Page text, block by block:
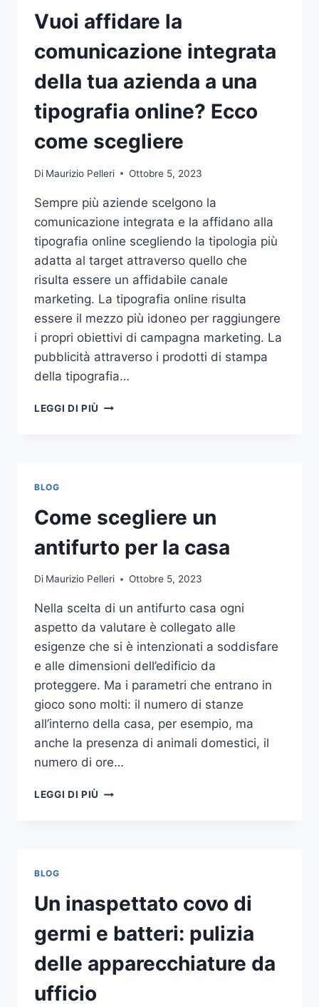
Vuoi affidare la
comunicazione integrata
della tua azienda a una
tipografia online? Ecco
come scegliere
Di Maurizio Pelleri Ottobre 5, 2023
Sempre più aziende scelgono la
comunicazione integrata e la affidano alla
tipografia online scegliendo la tipologia più
adatta al target attraverso quello che
risulta essere un affidabile canale
marketing. La tipografia online risulta
essere il mezzo più idoneo per raggiungere
i propri obiettivi di campagna marketing. La
pubblicità attraverso i prodotti di stampa
della tipografia…
LEGGI DI PIÙ VUOI
A
UNA
TIPOGRAFIA
ECCO
SCEGLIERE
BLOG
Come scegliere un
antifurto per la casa
Di Maurizio Pelleri Ottobre 5, 2023
Nella scelta di un antifurto casa ogni
aspetto da valutare è collegato alle
esigenze che si è intenzionati a soddisfare
e alle dimensioni dell’edificio da
proteggere. Ma i parametri che entrano in
gioco sono molti: il numero di stanze
all’interno della casa, per esempio, ma
anche la presenza di animali domestici, il
numero di ore…
LEGGI DI PIÙ COME
BLOG
Un inaspettato covo di
germi e batteri: pulizia
delle apparecchiature da
ufficio